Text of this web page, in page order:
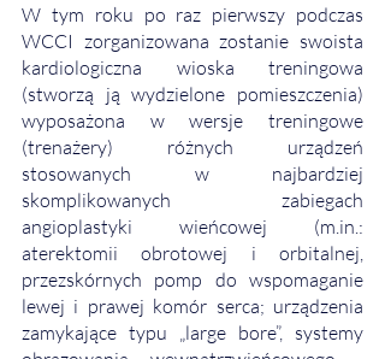
W tym roku po raz pierwszy podczas
WCCI zorganizowana zostanie swoista
kardiologiczna wioska treningowa
(stworzą ją wydzielone pomieszczenia)
wyposażona w wersje treningowe
(trenażery) różnych urządzeń
stosowanych w najbardziej
skomplikowanych zabiegach
angioplastyki wieńcowej (m.in.:
aterektomii obrotowej i orbitalnej,
przezskórnych pomp do wspomaganie
lewej i prawej komór serca; urządzenia
zamykające typu „large bore”, systemy